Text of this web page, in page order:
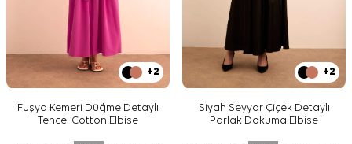
+2
Fuşya Kemeri Düğme Detaylı
Tencel Cotton Elbise
+2
Siyah Seyyar Çiçek Detaylı
Parlak Dokuma Elbise